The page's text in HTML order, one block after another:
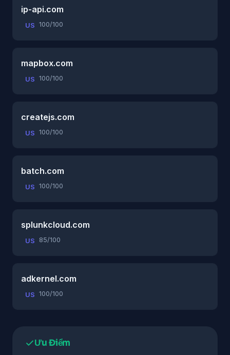
ip-api.com
US 100/100
mapbox.com
US 100/100
createjs.com
US 100/100
batch.com
US 100/100
splunkcloud.com
US 85/100
adkernel.com
US 100/100
Ưu Điểm